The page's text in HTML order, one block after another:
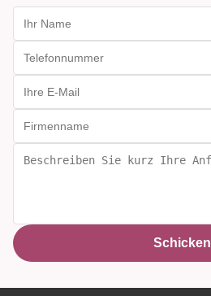
Schicken